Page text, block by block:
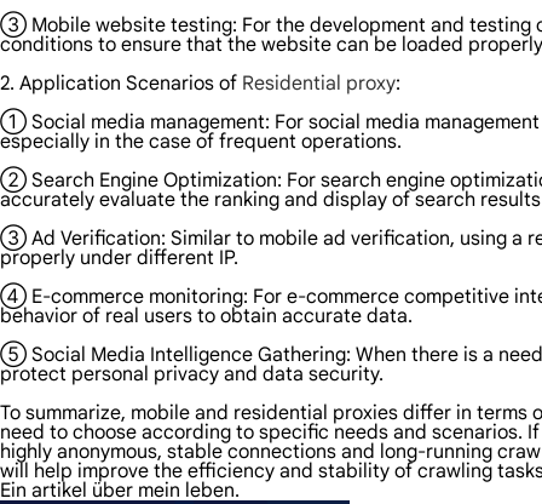
③ Mobile website testing: For the development and testing
conditions to ensure that the website can be loaded
2. Application Scenarios of Residential proxy:
① Social media management: For social media
especially in the case of frequent operations.
② Search Engine Optimization: For search engine
accurately evaluate the ranking and display of search
③ Ad Verification: Similar to mobile ad verification, using a
properly under different IP.
④ E-commerce monitoring: For e-commerce competitive
behavior of real users to obtain accurate data.
⑤ Social Media Intelligence Gathering: When there is a
protect personal privacy and data security.
To summarize, mobile and residential proxies differ in
need to choose according to specific needs and scenarios.
highly anonymous, stable connections and long-running
will help improve the efficiency and stability of crawling
Ein artikel über mein leben.